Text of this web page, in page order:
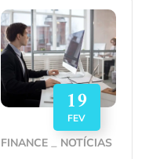
19
FEV
FINANCE NOTÍCIAS